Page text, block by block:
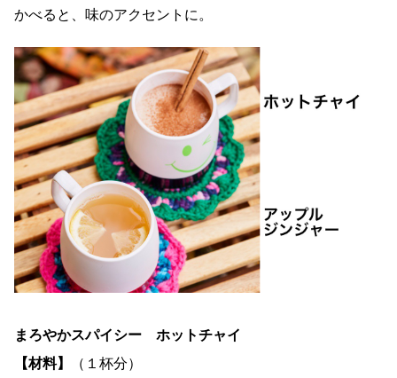
かべると、味のアクセントに。
まろやかスパイシー ホットチャイ
【材料】
（１杯分）